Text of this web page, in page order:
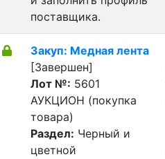
поставщика.
Закуп: Медная лента
[Завершен]
Лот №: 5601
АУКЦИОН (покупка
товара)
Раздел: Черный и
цветной